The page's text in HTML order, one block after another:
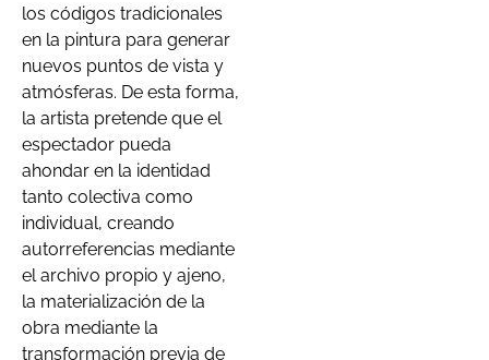
los códigos tradicionales
en la pintura para generar
nuevos puntos de vista y
atmósferas. De esta forma,
la artista pretende que el
espectador pueda
ahondar en la identidad
tanto colectiva como
individual, creando
autorreferencias mediante
el archivo propio y ajeno,
la materialización de la
obra mediante la
transformación previa de